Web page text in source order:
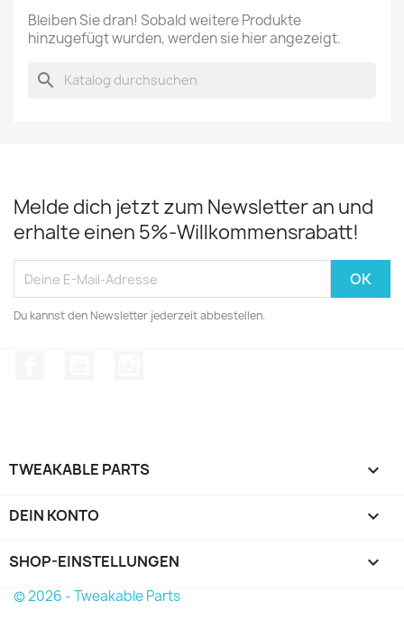
Bleiben Sie dran! Sobald weitere Produkte
hinzugefügt wurden, werden sie hier angezeigt.
search
Melde dich jetzt zum Newsletter an und
erhalte einen 5%-Willkommensrabatt!
Du kannst den Newsletter jederzeit abbestellen.
TWEAKABLE PARTS 
DEIN KONTO 
SHOP-EINSTELLUNGEN keyboard_arrow_down
© 2026 - Tweakable Parts